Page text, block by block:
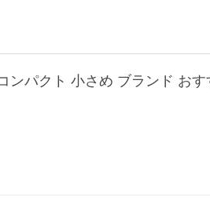
ンパクト 小さめ ブランド お